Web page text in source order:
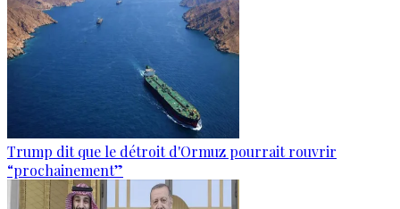
Trump dit que le détroit d'Ormuz pourrait rouvrir
“prochainement”